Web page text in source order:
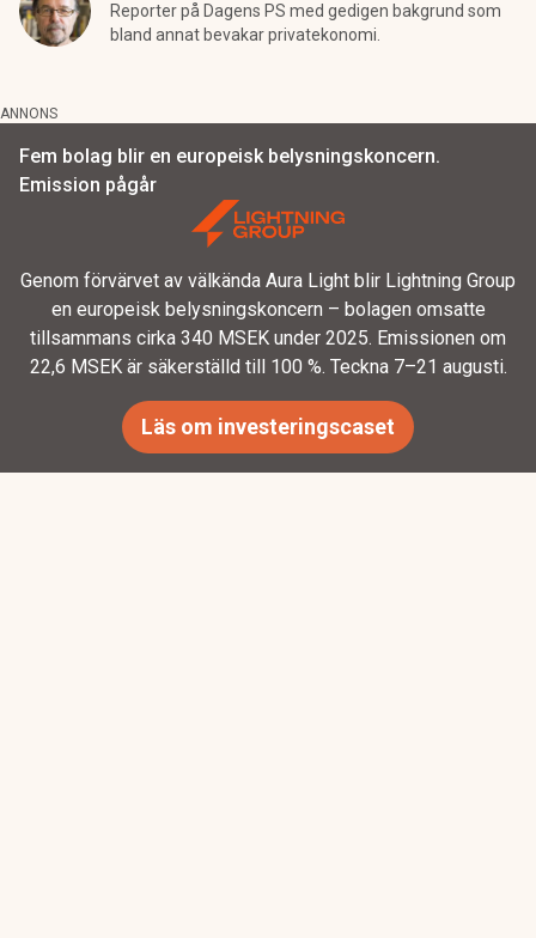
Reporter på Dagens PS med gedigen bakgrund som
bland annat bevakar privatekonomi.
ANNONS
Fem bolag blir en europeisk belysningskoncern.
Emission pågår
Genom förvärvet av välkända Aura Light blir Lightning Group
en europeisk belysningskoncern – bolagen omsatte
tillsammans cirka 340 MSEK under 2025. Emissionen om
22,6 MSEK är säkerställd till 100 %. Teckna 7–21 augusti.
Läs om investeringscaset